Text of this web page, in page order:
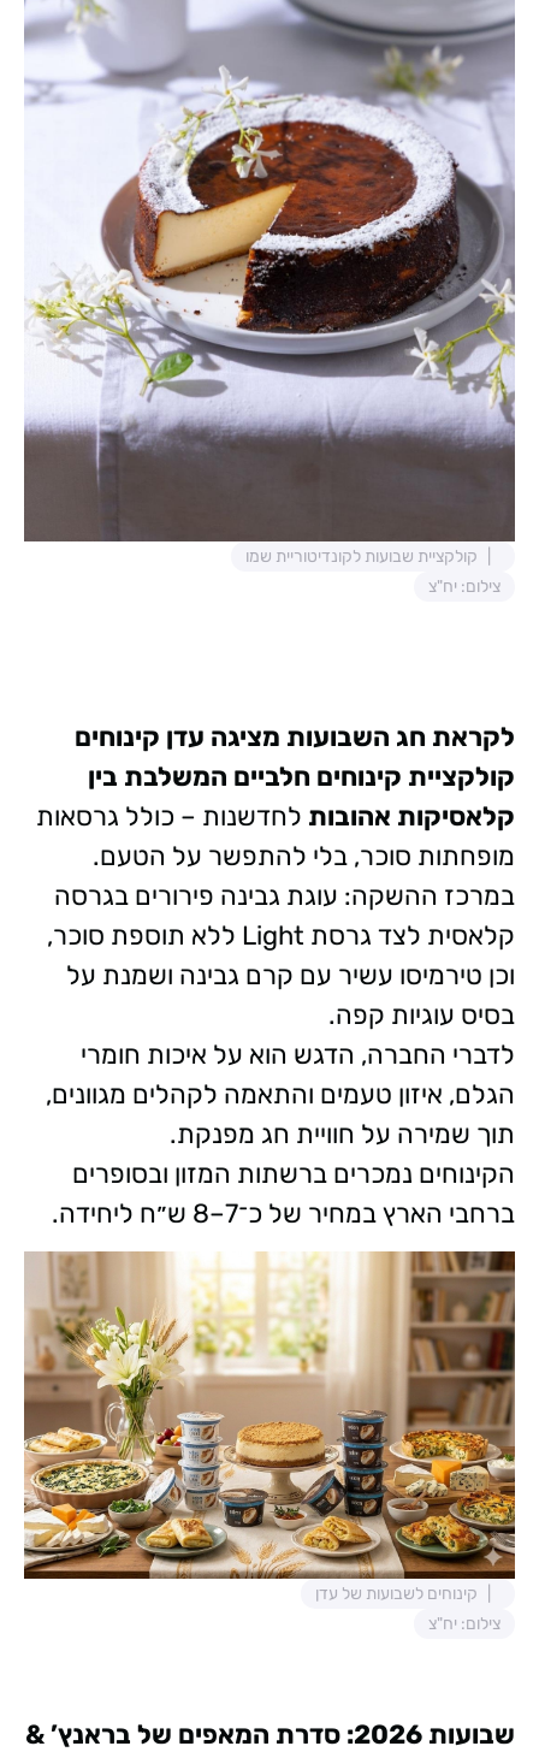
קולקציית שבועות לקונדיטוריית שמו
צילום: יח"צ
לקראת חג השבועות מציגה עדן קינוחים
קולקציית קינוחים חלביים המשלבת בין
קלאסיקות אהובות לחדשנות – כולל גרסאות
מופחתות סוכר, בלי להתפשר על הטעם.
במרכז ההשקה: עוגת גבינה פירורים בגרסה
קלאסית לצד גרסת Light ללא תוספת סוכר,
וכן טירמיסו עשיר עם קרם גבינה ושמנת על
בסיס עוגיות קפה.
לדברי החברה, הדגש הוא על איכות חומרי
הגלם, איזון טעמים והתאמה לקהלים מגוונים,
תוך שמירה על חוויית חג מפנקת.
הקינוחים נמכרים ברשתות המזון ובסופרים
ברחבי הארץ במחיר של כ־7–8 ש״ח ליחידה.
קינוחים לשבועות של עדן
צילום: יח"צ
שבועות 2026: סדרת המאפים של בראנץ’ &